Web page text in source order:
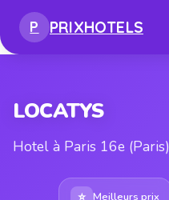
P PRIXHOTELS
LOCATYS
Hotel à Paris 16e (Paris)
Meilleurs prix